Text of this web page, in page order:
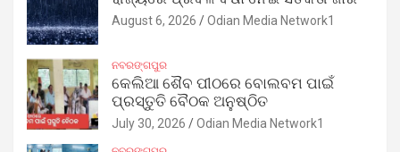
August 6, 2026 Odian Media Network1
ନବରଙ୍ଗପୁର
କେଲିଆ ଶୈବ ପୀଠରେ ବୋଲବମ ପାଇଁ
ପ୍ରସ୍ତୁତି ବୈଠକ ଅନୁଷ୍ଠିତ
July 30, 2026 Odian Media Network1